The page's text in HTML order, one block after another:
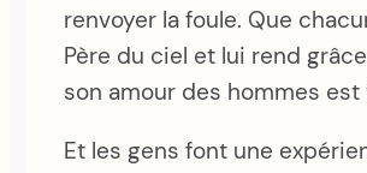
renvoyer la foule. Que
Père du ciel et lui rend
son amour des hommes
Et les gens font une